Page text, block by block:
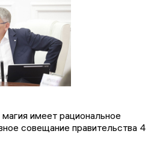
имеет рациональное
совещание правительства 4